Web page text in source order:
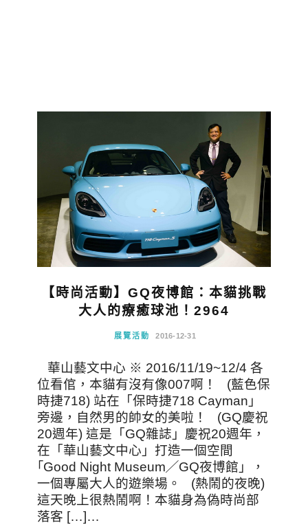
【時尚活動】GQ夜博館：本貓挑戰
大人的療癒球池！2964
展覽活動 2016-12-31
華山藝文中心 ※ 2016/11/19~12/4 各
位看倌，本貓有沒有像007啊！ (藍色保
時捷718) 站在「保時捷718 Cayman」
旁邊，自然男的帥女的美啦！ (GQ慶祝
20週年) 這是「GQ雜誌」慶祝20週年，
在「華山藝文中心」打造一個空間
｢Good Night Museum╱GQ夜博館」，
一個專屬大人的遊樂場。 (熱鬧的夜晚)
這天晚上很熱鬧啊！本貓身為偽時尚部
落客 […]…